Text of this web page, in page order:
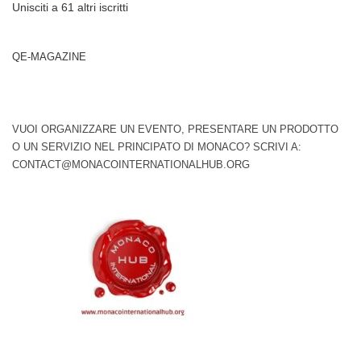
Unisciti a 61 altri iscritti
QE-MAGAZINE
VUOI ORGANIZZARE UN EVENTO, PRESENTARE UN PRODOTTO
O UN SERVIZIO NEL PRINCIPATO DI MONACO? SCRIVI A:
CONTACT@MONACOINTERNATIONALHUB.ORG